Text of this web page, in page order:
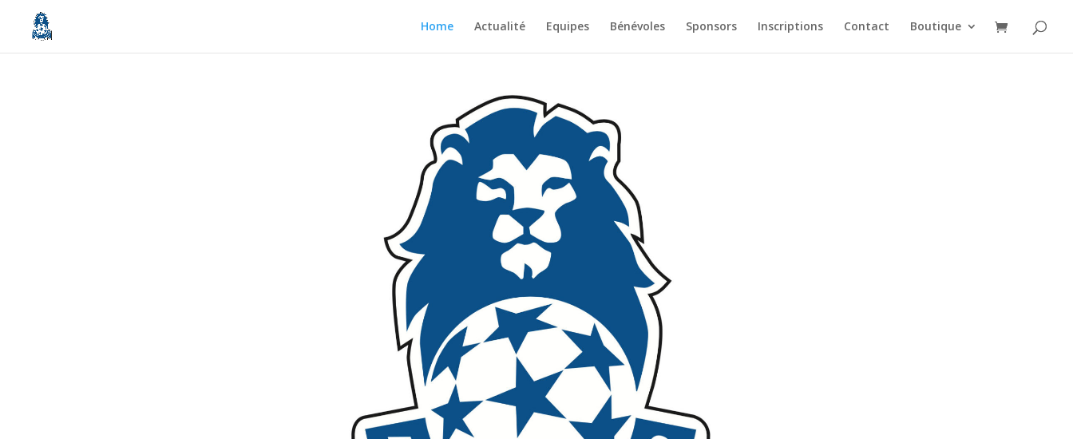
Home Actualité Equipes Bénévoles Sponsors Inscriptions Contact Boutique